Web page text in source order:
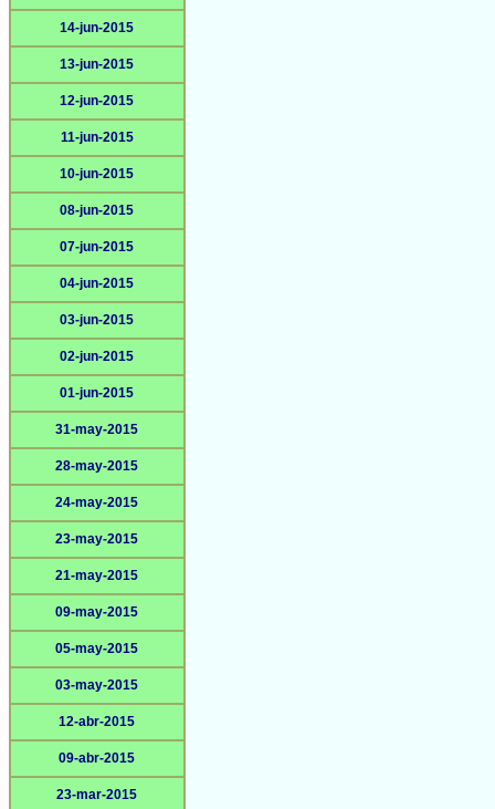
14-jun-2015
13-jun-2015
12-jun-2015
11-jun-2015
10-jun-2015
08-jun-2015
07-jun-2015
04-jun-2015
03-jun-2015
02-jun-2015
01-jun-2015
31-may-2015
28-may-2015
24-may-2015
23-may-2015
21-may-2015
09-may-2015
05-may-2015
03-may-2015
12-abr-2015
09-abr-2015
23-mar-2015